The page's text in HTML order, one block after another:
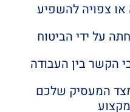
צפויה להשפיע
על ידי הביטוח
הקשר בין העבודה
המעסיק שלכם